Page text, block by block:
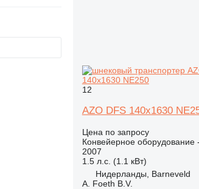
140x1630 NE250
12
AZO DFS 140x1630
Цена по запросу
Конвейерное оборудование
2007
1.5 л.с. (1.1 кВт)
Нидерланды, Barneveld
A. Foeth B.V.